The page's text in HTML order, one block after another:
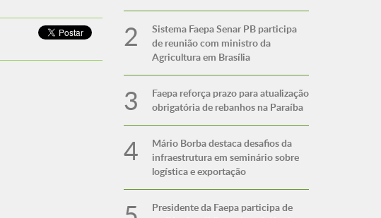
Sistema Faepa Senar PB participa
de reunião com ministro da
Agricultura em Brasília
Faepa reforça prazo para atualização
obrigatória de rebanhos na Paraíba
Mário Borba destaca desafios da
infraestrutura em seminário sobre
logística e exportação
Presidente da Faepa participa de